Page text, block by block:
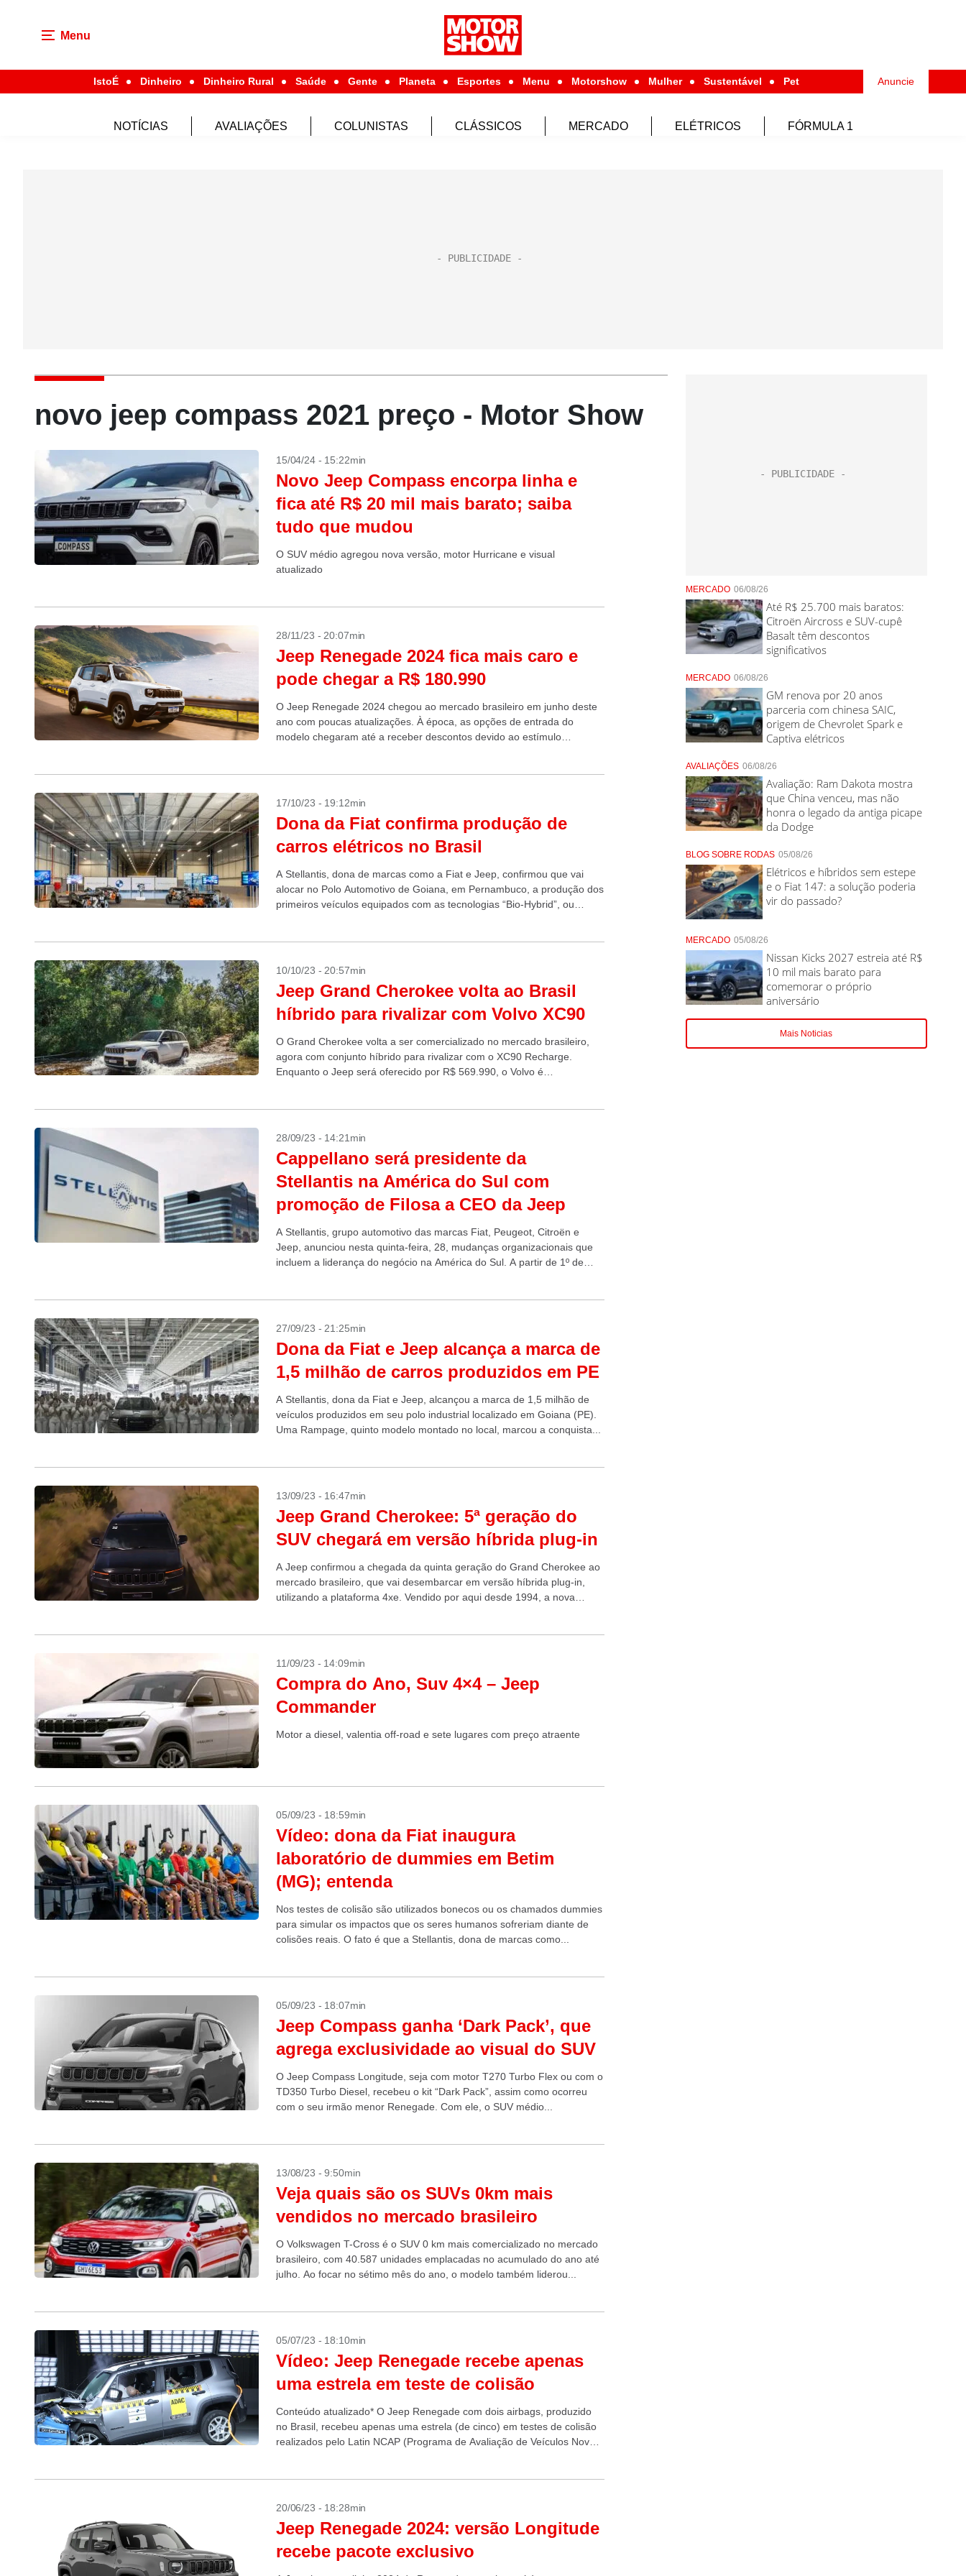
Menu
IstoÉ Dinheiro Dinheiro Rural Saúde Gente Planeta Esportes Menu Motorshow Mulher Sustentável Pet Anuncie
NOTÍCIAS AVALIAÇÕES COLUNISTAS CLÁSSICOS MERCADO ELÉTRICOS FÓRMULA 1
novo jeep compass 2021 preço - Motor Show
15/04/24 - 15:22min
Novo Jeep Compass encorpa linha e
fica até R$ 20 mil mais barato; saiba
tudo que mudou
O SUV médio agregou nova versão, motor Hurricane e visual
atualizado
28/11/23 - 20:07min
Jeep Renegade 2024 fica mais caro e
pode chegar a R$ 180.990
O Jeep Renegade 2024 chegou ao mercado brasileiro em junho deste
ano com poucas atualizações. À época, as opções de entrada do
modelo chegaram até a receber descontos devido ao estímulo
17/10/23 - 19:12min
Dona da Fiat confirma produção de
carros elétricos no Brasil
A Stellantis, dona de marcas como a Fiat e Jeep, confirmou que vai
alocar no Polo Automotivo de Goiana, em Pernambuco, a produção dos
primeiros veículos equipados com as tecnologias “Bio-Hybrid”, ou
10/10/23 - 20:57min
Jeep Grand Cherokee volta ao Brasil
híbrido para rivalizar com Volvo XC90
O Grand Cherokee volta a ser comercializado no mercado brasileiro,
agora com conjunto híbrido para rivalizar com o XC90 Recharge.
Enquanto o Jeep será oferecido por R$ 569.990, o Volvo é
28/09/23 - 14:21min
Cappellano será presidente da
Stellantis na América do Sul com
promoção de Filosa a CEO da Jeep
A Stellantis, grupo automotivo das marcas Fiat, Peugeot, Citroën e
Jeep, anunciou nesta quinta-feira, 28, mudanças organizacionais que
incluem a liderança do negócio na América do Sul. A partir de 1º de
27/09/23 - 21:25min
Dona da Fiat e Jeep alcança a marca de
1,5 milhão de carros produzidos em PE
A Stellantis, dona da Fiat e Jeep, alcançou a marca de 1,5 milhão de
veículos produzidos em seu polo industrial localizado em Goiana (PE).
Uma Rampage, quinto modelo montado no local, marcou a conquista...
13/09/23 - 16:47min
Jeep Grand Cherokee: 5ª geração do
SUV chegará em versão híbrida plug-in
A Jeep confirmou a chegada da quinta geração do Grand Cherokee ao
mercado brasileiro, que vai desembarcar em versão híbrida plug-in,
utilizando a plataforma 4xe. Vendido por aqui desde 1994, a nova
11/09/23 - 14:09min
Compra do Ano, Suv 4×4 – Jeep
Commander
Motor a diesel, valentia off-road e sete lugares com preço atraente
05/09/23 - 18:59min
Vídeo: dona da Fiat inaugura
laboratório de dummies em Betim
(MG); entenda
Nos testes de colisão são utilizados bonecos ou os chamados dummies
para simular os impactos que os seres humanos sofreriam diante de
colisões reais. O fato é que a Stellantis, dona de marcas como...
05/09/23 - 18:07min
Jeep Compass ganha ‘Dark Pack’, que
agrega exclusividade ao visual do SUV
O Jeep Compass Longitude, seja com motor T270 Turbo Flex ou com o
TD350 Turbo Diesel, recebeu o kit “Dark Pack”, assim como ocorreu
com o seu irmão menor Renegade. Com ele, o SUV médio...
13/08/23 - 9:50min
Veja quais são os SUVs 0km mais
vendidos no mercado brasileiro
O Volkswagen T-Cross é o SUV 0 km mais comercializado no mercado
brasileiro, com 40.587 unidades emplacadas no acumulado do ano até
julho. Ao focar no sétimo mês do ano, o modelo também liderou...
05/07/23 - 18:10min
Vídeo: Jeep Renegade recebe apenas
uma estrela em teste de colisão
Conteúdo atualizado* O Jeep Renegade com dois airbags, produzido
no Brasil, recebeu apenas uma estrela (de cinco) em testes de colisão
realizados pelo Latin NCAP (Programa de Avaliação de Veículos Novos
20/06/23 - 18:28min
Jeep Renegade 2024: versão Longitude
recebe pacote exclusivo
MERCADO 06/08/26
Até R$ 25.700 mais baratos:
Citroën Aircross e SUV-cupê
Basalt têm descontos
significativos
MERCADO 06/08/26
GM renova por 20 anos
parceria com chinesa SAIC,
origem de Chevrolet Spark e
Captiva elétricos
AVALIAÇÕES 06/08/26
Avaliação: Ram Dakota mostra
que China venceu, mas não
honra o legado da antiga picape
da Dodge
BLOG SOBRE RODAS 05/08/26
Elétricos e híbridos sem estepe
e o Fiat 147: a solução poderia
vir do passado?
MERCADO 05/08/26
Nissan Kicks 2027 estreia até R$
10 mil mais barato para
comemorar o próprio
aniversário
Mais Noticias